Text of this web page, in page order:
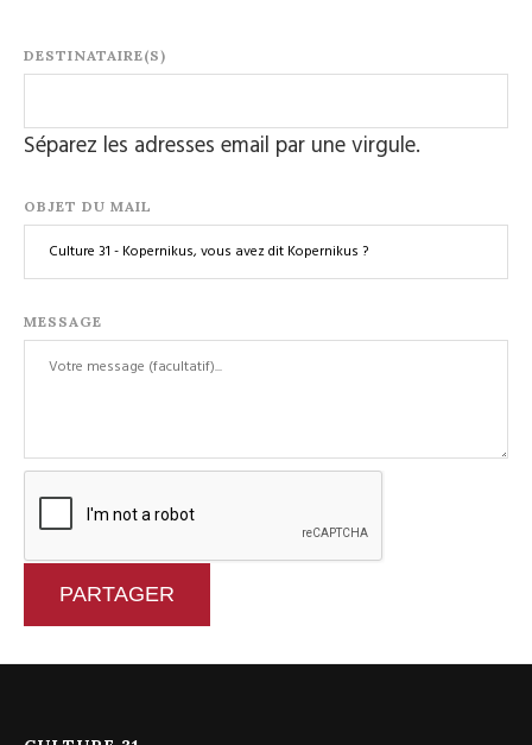
DESTINATAIRE(S)
Séparez les adresses email par une virgule.
OBJET DU MAIL
MESSAGE
PARTAGER